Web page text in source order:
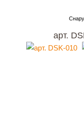
арт.
Хотите купить
с гарантией